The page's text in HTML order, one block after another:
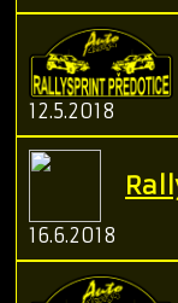
12.5.2018
16.6.2018